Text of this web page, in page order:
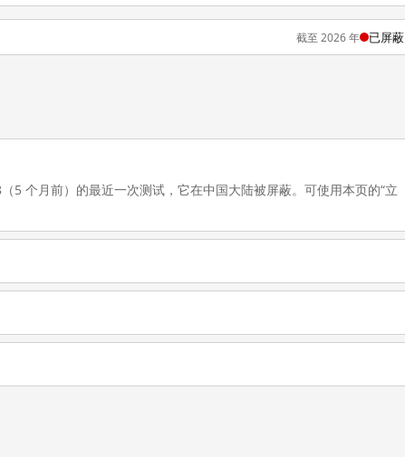
截至 2026 年 已屏蔽
个月前）的最近一次测试，它在中国大陆被屏蔽。可使用本页的“立